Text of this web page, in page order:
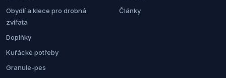
Obydlí a klece pro drobná
zvířata
Doplňky
Kuřácké potřeby
Granule-pes
Články